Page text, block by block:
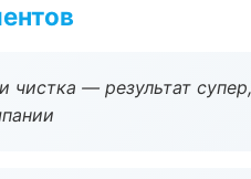
чистка — результат